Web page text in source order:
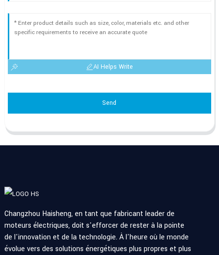
AI Helps Write
Send
Changzhou Haisheng, en tant que fabricant leader de
moteurs électriques, doit s'efforcer de rester à la pointe
de l'innovation et de la technologie. À l'heure où le monde
évolue vers des solutions énergétiques plus propres et plus